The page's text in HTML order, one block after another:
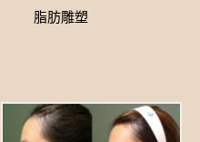
脂肪雕塑